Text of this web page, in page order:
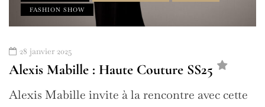
FASHION SHOW
28 janvier 2025
Alexis Mabille : Haute Couture SS25
Alexis Mabille invite à la rencontre avec cette